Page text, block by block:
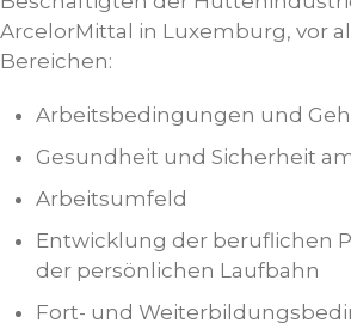
ArcelorMittal in Luxemburg, vor
Bereichen:
Arbeitsbedingungen und
Gesundheit und Sicherheit
Arbeitsumfeld
Entwicklung der beruflichen
der persönlichen Laufbahn
Fort- und